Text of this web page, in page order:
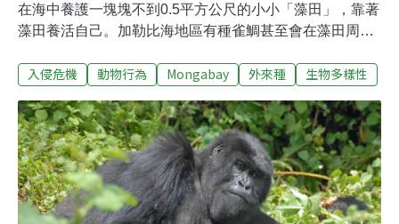
在海中養護一塊塊不到0.5平方公尺的小小「藻田」，靠著
藻田養活自己。加勒比海地區有種雀鯛甚至會在藻田周圍
料。要是有人膽敢動藻田主意，哪怕只是偷一點點菜，雀
Gunn）目前在德國蒂賓根大學擔任學術研究助理。他和同
事在印度洋查戈斯群島（Chagos Archipelago）觀察珊瑚
礁時，就曾目睹「珠點固曲齒鯛」（Plectroglyphidodon
lacrymatus）的攻擊行為。研究後發現，這種行為與周圍
海島上有沒有老鼠有關。海島上無鼠，附近海裡的雀鯛會
入侵危機 動物行為 Mongabay 外來種 生物多樣性